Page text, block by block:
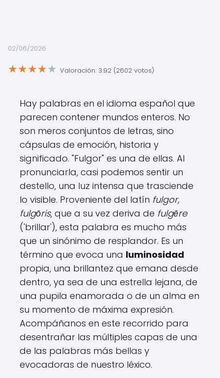
02/06/2026
★★★★★ Valoración: 3.92 (2602 votos)
Hay palabras en el idioma español que
parecen contener mundos enteros. No
son meros conjuntos de letras, sino
cápsulas de emoción, historia y
significado. "Fulgor" es una de ellas. Al
pronunciarla, casi podemos sentir un
destello, una luz intensa que trasciende
lo visible. Proveniente del latín fulgor,
fulgōris, que a su vez deriva de fulgēre
('brillar'), esta palabra es mucho más
que un sinónimo de resplandor. Es un
término que evoca una luminosidad
propia, una brillantez que emana desde
dentro, ya sea de una estrella lejana, de
una pupila enamorada o de un alma en
su momento de máxima expresión.
Acompáñanos en este recorrido para
desentrañar las múltiples capas de una
de las palabras más bellas y
evocadoras de nuestro léxico.